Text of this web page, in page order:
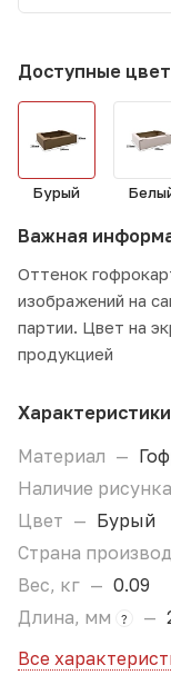
Доступные
Бурый
Важная
Оттенок
изображений на
партии. Цвет на
продукцией
Характеристики
Материал —
Наличие рисунка
Цвет — Бурый
Страна
Вес, кг — 0.09
Длина, мм
? —
Все